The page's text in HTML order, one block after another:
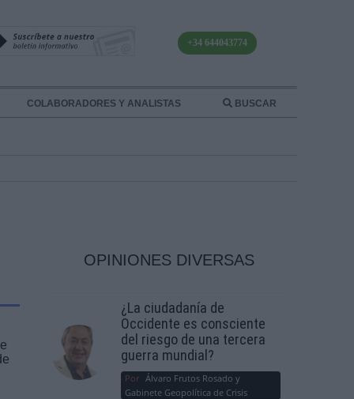
+34 644043774
COLABORADORES Y ANALISTAS BUSCAR
OPINIONES DIVERSAS
¿La ciudadanía de
Occidente es consciente
del riesgo de una tercera
guerra mundial?
Por Álvaro Frutos Rosado y
Gabinete Geopolítica de Crisis